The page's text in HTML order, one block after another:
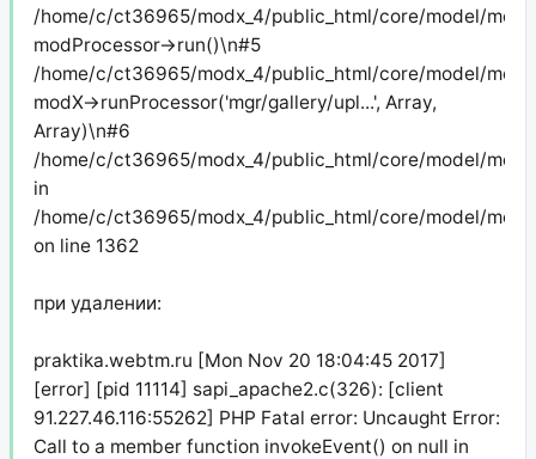
/home/c/ct36965/modx_4/public_html/core/model/
modProcessor->run()\n#5
/home/c/ct36965/modx_4/public_html/core/model/
modX->runProcessor('mgr/gallery/upl...', Array,
Array)\n#6
/home/c/ct36965/modx_4/public_html/core/model/
in
/home/c/ct36965/modx_4/public_html/core/model/
on line 1362
при удалении:
praktika.webtm.ru [Mon Nov 20 18:04:45 2017]
[error] [pid 11114] sapi_apache2.c(326): [client
91.227.46.116:55262] PHP Fatal error: Uncaught Error:
Call to a member function invokeEvent() on null in